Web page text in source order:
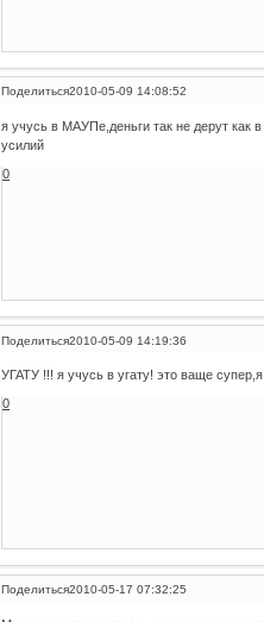
Поделиться2010-05-09 14:08:52
я учусь в МАУПе,деньги так не дерут как
усилий
0
Поделиться2010-05-09 14:19:36
УГАТУ !!! я учусь в угату! это ваще
0
Поделиться2010-05-17 07:32:25